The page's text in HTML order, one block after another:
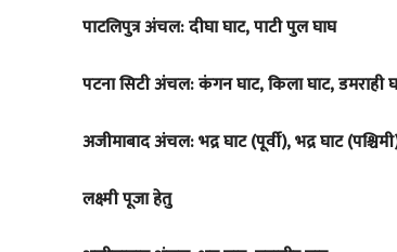
पाटलिपुत्र अंचल: दीघा घाट, पाटी पुल घाघ
पटना सिटी अंचल: कंगन घाट, किला घाट, डमराही
अजीमाबाद अंचल: भद्र घाट (पूर्वी), भद्र घाट
लक्ष्मी पूजा हेतु